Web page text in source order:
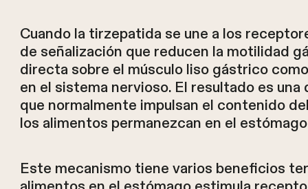
Cuando la tirzepatida se une a los
de señalización que reducen la motilidad
directa sobre el músculo liso gástrico
en el sistema nervioso. El resultado es
que normalmente impulsan el contenido
los alimentos permanezcan en el
Este mecanismo tiene varios beneficios